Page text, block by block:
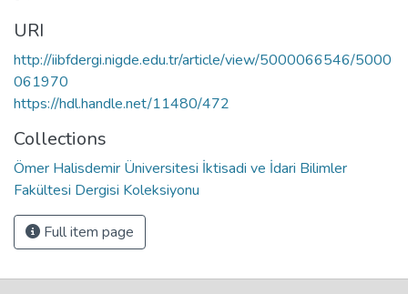
URI
http://iibfdergi.nigde.edu.tr/article/view/5000066546/5000
061970
https://hdl.handle.net/11480/472
Collections
Ömer Halisdemir Üniversitesi İktisadi ve İdari Bilimler
Fakültesi Dergisi Koleksiyonu
Full item page